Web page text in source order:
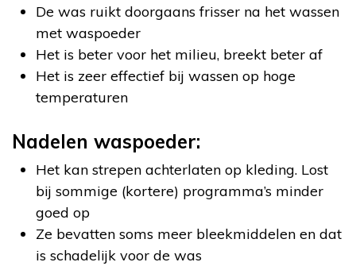
De was ruikt doorgaans frisser na het wassen
met waspoeder
Het is beter voor het milieu, breekt beter af
Het is zeer effectief bij wassen op hoge
temperaturen
Nadelen waspoeder:
Het kan strepen achterlaten op kleding. Lost
bij sommige (kortere) programma’s minder
goed op
Ze bevatten soms meer bleekmiddelen en dat
is schadelijk voor de was